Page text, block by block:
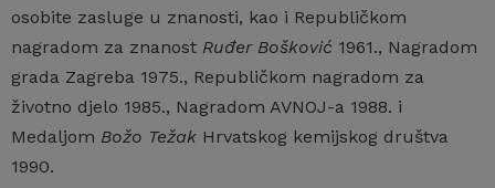
osobite zasluge u znanosti, kao i Republičkom
nagradom za znanost Ruđer Bošković 1961., Nagradom
grada Zagreba 1975., Republičkom nagradom za
životno djelo 1985., Nagradom AVNOJ-a 1988. i
Medaljom Božo Težak Hrvatskog kemijskog društva
1990.